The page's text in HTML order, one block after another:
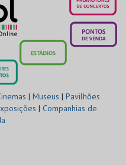
| Museus | Pavilhões
| Companhias de